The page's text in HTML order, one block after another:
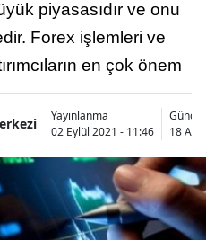
piyasasıdır ve onu
Forex işlemleri ve
en çok önem
Yayınlanma
02 Eylül 2021 - 11:46
18